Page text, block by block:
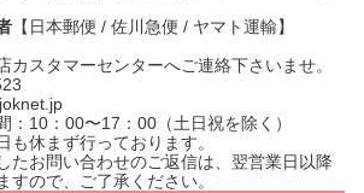
【日本郵便 / 佐川急便 / ヤマト運輸】
スタマーセンターへご連絡下さいませ。
：10：00〜17：00（土日祝を除く）
休まず行っております。
たお問い合わせのご返信は、翌営業日以降
すので、ご了承ください。